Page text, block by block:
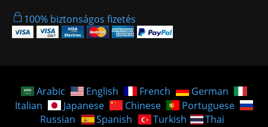
100% biztonságos fizetés
Arabic English French
German
Italian
Japanese Chinese
Portuguese
Russian
Spanish Turkish
Thai